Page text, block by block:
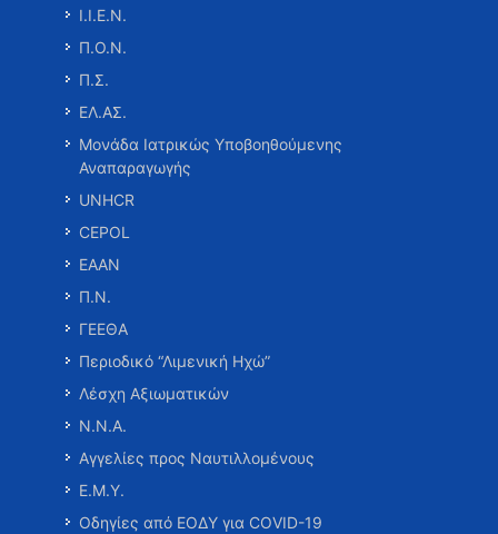
Ι.Ι.Ε.Ν.
Π.Ο.Ν.
Π.Σ.
ΕΛ.ΑΣ.
Μονάδα Ιατρικώς Υποβοηθούμενης
Αναπαραγωγής
UNHCR
CEPOL
ΕΑΑΝ
Π.Ν.
ΓΕΕΘΑ
Περιοδικό “Λιμενική Ηχώ”
Λέσχη Αξιωματικών
Ν.Ν.Α.
Αγγελίες προς Ναυτιλλομένους
Ε.Μ.Υ.
Οδηγίες από ΕΟΔΥ για COVID-19